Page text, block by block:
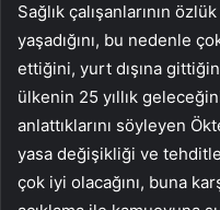
Sağlık çalışanlarının
yaşadığını, bu nedenle
ettiğini, yurt dışına
ülkenin 25 yıllık
anlattıklarını söyleyen
yasa değişikliği ve
çok iyi olacağını, buna